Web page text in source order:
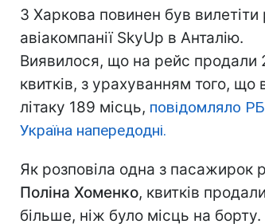
З Харкова повинен був вилетіти
авіакомпанії SkyUp в Анталію.
Виявилося, що на рейс продали
квитків, з урахуванням того, що
літаку 189 місць, повідомляло
Україна напередодні.
Як розповіла одна з пасажирок
Поліна Хоменко, квитків продали
більше, ніж було місць на борту.